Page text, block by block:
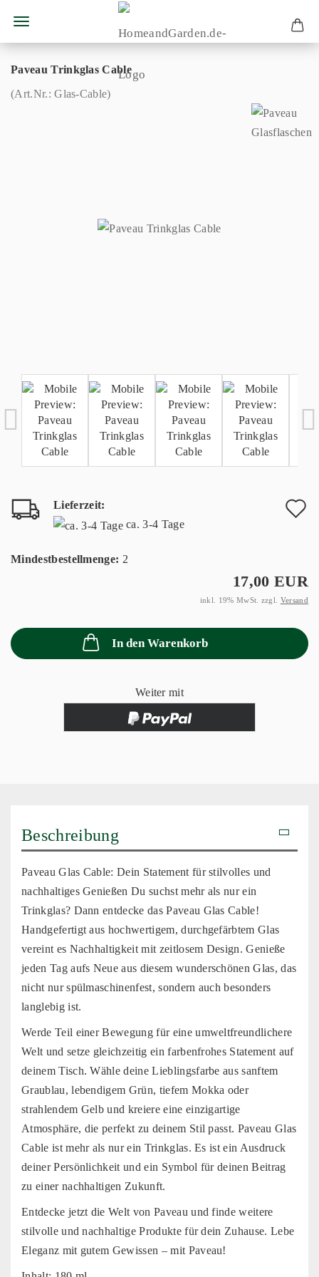
Paveau Trinkglas Cable
(Art.Nr.:Glas-Cable)
Lieferzeit:
ca. 3-4 Tage
Mindestbestellmenge: 2
17,00 EUR
inkl. 19% MwSt. zzgl. Versand
In den Warenkorb
Weiter mit
Beschreibung
Paveau Glas Cable: Dein Statement für stilvolles und
nachhaltiges Genießen Du suchst mehr als nur ein
Trinkglas? Dann entdecke das Paveau Glas Cable!
Handgefertigt aus hochwertigem, durchgefärbtem Glas
vereint es Nachhaltigkeit mit zeitlosem Design. Genieße
jeden Tag aufs Neue aus diesem wunderschönen Glas, das
nicht nur spülmaschinenfest, sondern auch besonders
langlebig ist.
Werde Teil einer Bewegung für eine umweltfreundlichere
Welt und setze gleichzeitig ein farbenfrohes Statement auf
deinem Tisch. Wähle deine Lieblingsfarbe aus sanftem
Graublau, lebendigem Grün, tiefem Mokka oder
strahlendem Gelb und kreiere eine einzigartige
Atmosphäre, die perfekt zu deinem Stil passt. Paveau Glas
Cable ist mehr als nur ein Trinkglas. Es ist ein Ausdruck
deiner Persönlichkeit und ein Symbol für deinen Beitrag
zu einer nachhaltigen Zukunft.
Entdecke jetzt die Welt von Paveau und finde weitere
stilvolle und nachhaltige Produkte für dein Zuhause. Lebe
Eleganz mit gutem Gewissen – mit Paveau!